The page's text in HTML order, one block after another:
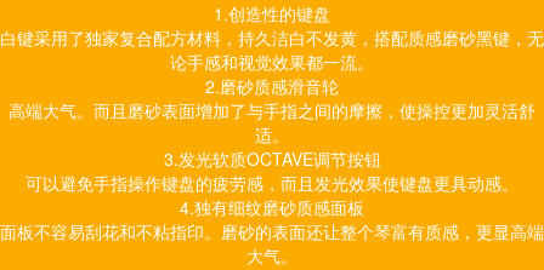
1.创造性的键盘
白键采用了独家复合配方材料，持久洁白不发黄，搭配质感磨砂黑键，无
论手感和视觉效果都一流。
2.磨砂质感滑音轮
高端大气。而且磨砂表面增加了与手指之间的摩擦，使操控更加灵活舒
适。
3.发光软质OCTAVE调节按钮
可以避免手指操作键盘的疲劳感，而且发光效果使键盘更具动感。
4.独有细纹磨砂质感面板
面板不容易刮花和不粘指印。磨砂的表面还让整个琴富有质感，更显高端
大气。